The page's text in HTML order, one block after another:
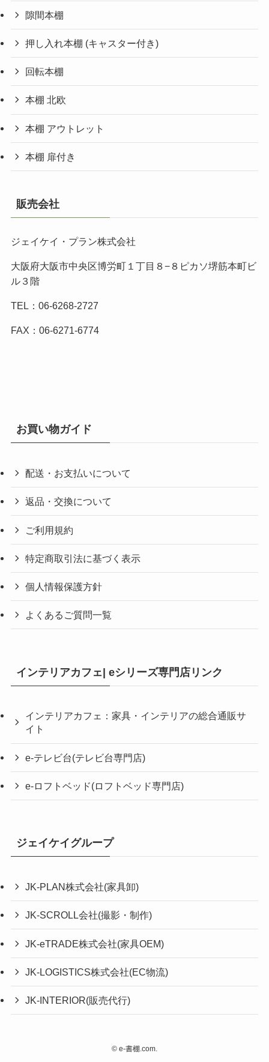
隙間本棚
押し入れ本棚 (キャスター付き)
回転本棚
本棚 北欧
本棚 アウトレット
本棚 扉付き
販売会社
ジェイケイ・プラン株式会社
大阪府大阪市中央区博労町１丁目８−８ピカソ堺筋本町ビ
ル３階
TEL：06-6268-2727
FAX：06-6271-6774
お買い物ガイド
配送・お支払いについて
返品・交換について
ご利用規約
特定商取引法に基づく表示
個人情報保護方針
よくあるご質問一覧
インテリアカフェ| eシリーズ専門店リンク
インテリアカフェ：家具・インテリアの総合通販サ
イト
e-テレビ台(テレビ台専門店)
e-ロフトベッド(ロフトベッド専門店)
ジェイケイグループ
JK-PLAN株式会社(家具卸)
JK-SCROLL会社(撮影・制作)
JK-eTRADE株式会社(家具OEM)
JK-LOGISTICS株式会社(EC物流)
JK-INTERIOR(販売代行)
© e-書棚.com.